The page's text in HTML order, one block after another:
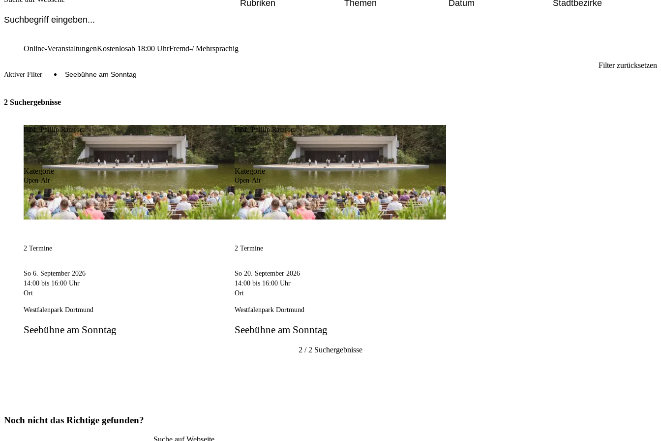
Rubriken Themen Datum Stadtbezirke
Online-VeranstaltungenKostenlosab 18:00 UhrFremd-/ Mehrsprachig
Aktiver Filter Seebühne am Sonntag
Filter zurücksetzen
2 Suchergebnisse
Bild:Phillip Ramfort
Kategorie
Open-Air
2 Termine
So 6. September 2026
14:00 bis 16:00 Uhr
Ort
Westfalenpark Dortmund
Seebühne am Sonntag
Bild:Phillip Ramfort
Kategorie
Open-Air
2 Termine
So 20. September 2026
14:00 bis 16:00 Uhr
Ort
Westfalenpark Dortmund
Seebühne am Sonntag
2 / 2 Suchergebnisse
Noch nicht das Richtige gefunden?
Suche auf Webseite